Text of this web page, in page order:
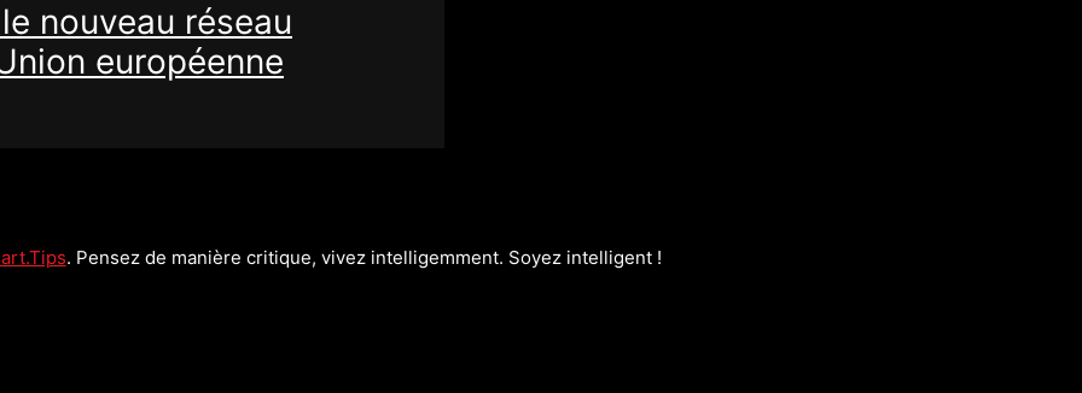
nouveau réseau
européenne
. Pensez de manière critique, vivez intelligemment. Soyez intelligent !